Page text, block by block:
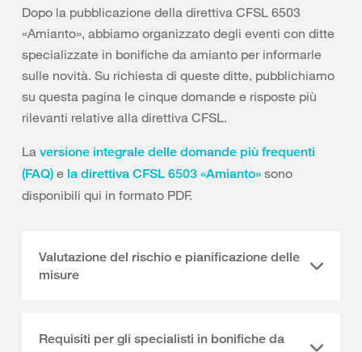
Dopo la pubblicazione della direttiva CFSL 6503
«Amianto», abbiamo organizzato degli eventi con ditte
specializzate in bonifiche da amianto per informarle
sulle novità. Su richiesta di queste ditte, pubblichiamo
su questa pagina le cinque domande e risposte più
rilevanti relative alla direttiva CFSL.
La versione integrale delle domande più frequenti
(FAQ) e la direttiva CFSL 6503 «Amianto» sono
disponibili qui in formato PDF.
Valutazione del rischio e pianificazione delle
misure
Requisiti per gli specialisti in bonifiche da